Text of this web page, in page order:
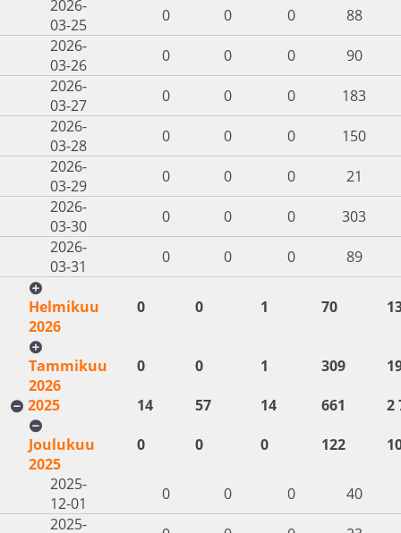
2026-
03-25
0 0 0
88
2026-
03-26
0 0 0
90
2026-
03-27
0 0 0
183
2026-
03-28
0 0 0
150
2026-
03-29
0 0 0
21
2026-
03-30
0 0 0
303
2026-
03-31
0 0 0 89
Helmikuu
2026
0 0 1 70
Tammikuu
2026
0 0 1 309
2025
14 57 14 661
2
Joulukuu
2025
0 0 0 122
2025-
12-01
0 0 0
40
2025-